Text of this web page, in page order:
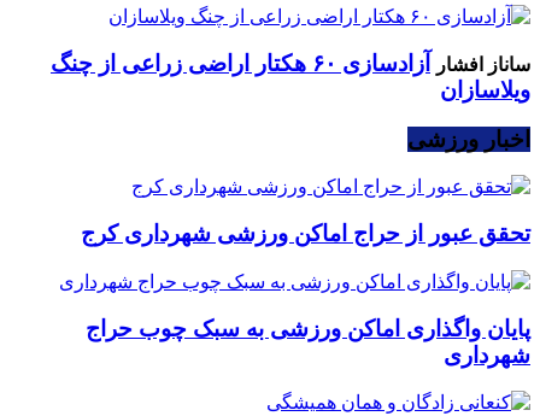
ساناز افشار
آزادسازی ۶۰ هکتار اراضی زراعی از چنگ
ویلاسازان
اخبار ورزشی
تحقق عبور از حراج اماکن ورزشی شهرداری کرج
پایان واگذاری اماکن ورزشی به سبک چوب حراج
شهرداری